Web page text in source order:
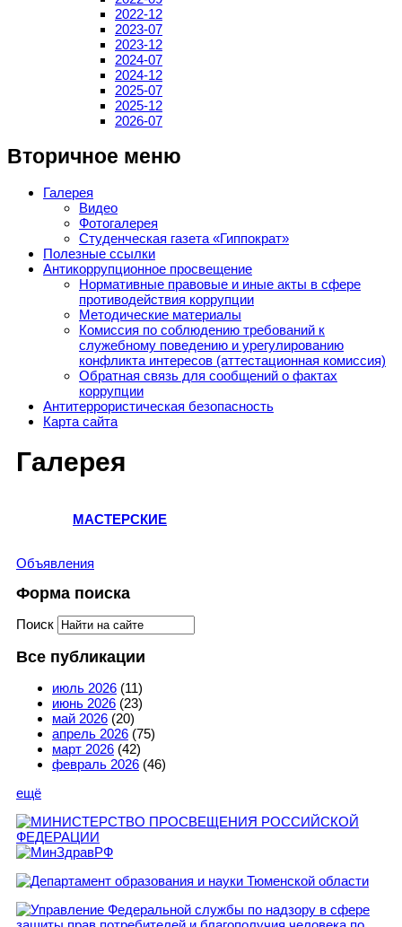
2022-12
2023-07
2023-12
2024-07
2024-12
2025-07
2025-12
2026-07
Вторичное меню
Галерея
Видео
Фотогалерея
Студенческая газета «Гиппократ»
Полезные ссылки
Антикоррупционное просвещение
Нормативные правовые и иные акты в сфере
противодействия коррупции
Методические материалы
Комиссия по соблюдению требований к
служебному поведению и урегулированию
конфликта интересов (аттестационная комиссия)
Обратная связь для сообщений о фактах
коррупции
Антитеррористическая безопасность
Карта сайта
Галерея
МАСТЕРСКИЕ
Объявления
Форма поиска
Поиск
Все публикации
июль 2026 (11)
июнь 2026 (23)
май 2026 (20)
апрель 2026 (75)
март 2026 (42)
февраль 2026 (46)
ещё